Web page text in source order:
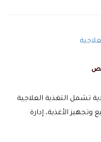
تشمل التغذية العلاجية
الأغذية، إدارة